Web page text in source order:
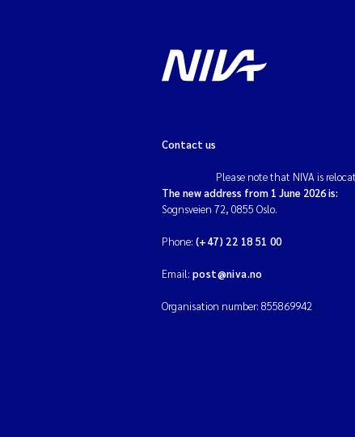
Contact us
Please note that NIVA is
The new address from 1 June 2026 is:
Sognsveien 72, 0855 Oslo.
Phone: (+47) 22 18 51 00
Email: post@niva.no
Organisation number: 855869942